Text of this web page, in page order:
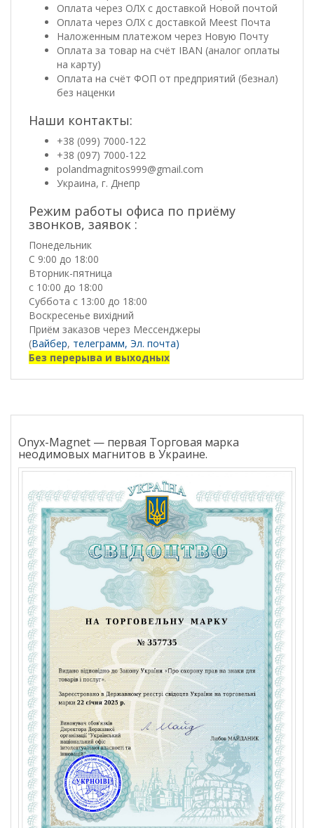
Оплата через ОЛХ с доставкой Новой почтой
Оплата через ОЛХ с доставкой Meest Почта
Наложенным платежом через Новую Почту
Оплата за товар на счёт IBAN (аналог оплаты
на карту)
Оплата на счёт ФОП от предприятий (безнал)
без наценки
Наши контакты:
+38 (099) 7000-122
+38 (097) 7000-122
polandmagnitos999@gmail.com
Украина, г. Днепр
Режим работы офиса по приёму
звонков, заявок :
Понедельник
С 9:00 до 18:00
Вторник-пятница
с 10:00 до 18:00
Суббота с 13:00 до 18:00
Воскресенье вихідний
Приём заказов через Мессенджеры
(Вайбер, телеграмм, Эл. почта)
Без перерыва и выходных
Onyx-Magnet — первая Торговая марка
неодимовых магнитов в Украине.